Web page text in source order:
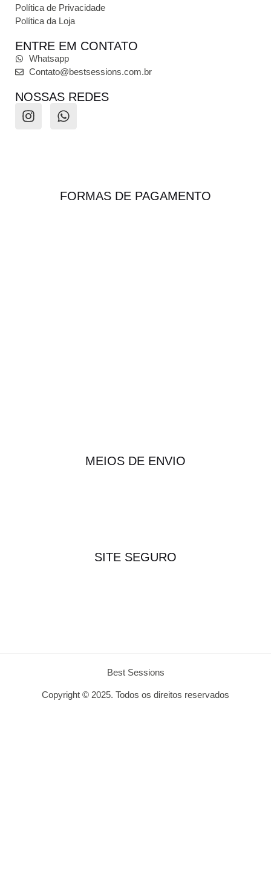
Política de Privacidade
Política da Loja
ENTRE EM CONTATO
Whatsapp
Contato@bestsessions.com.br
NOSSAS REDES
FORMAS DE PAGAMENTO
MEIOS DE ENVIO
SITE SEGURO
Best Sessions
Copyright © 2025. Todos os direitos reservados